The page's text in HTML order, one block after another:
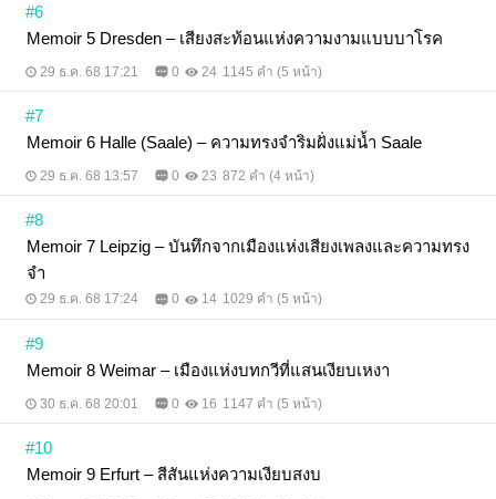
#6
Memoir 5 Dresden – เสียงสะท้อนแห่งความงามแบบบาโรค
29 ธ.ค. 68 17:21 0 24 1145 คำ (5 หน้า)
#7
Memoir 6 Halle (Saale) – ความทรงจำริมฝั่งแม่น้ำ Saale
29 ธ.ค. 68 13:57 0 23 872 คำ (4 หน้า)
#8
Memoir 7 Leipzig – บันทึกจากเมืองแห่งเสียงเพลงและความทรง
จำ
29 ธ.ค. 68 17:24 0 14 1029 คำ (5 หน้า)
#9
Memoir 8 Weimar – เมืองแห่งบทกวีที่แสนเงียบเหงา
30 ธ.ค. 68 20:01 0 16 1147 คำ (5 หน้า)
#10
Memoir 9 Erfurt – สีสันแห่งความเงียบสงบ